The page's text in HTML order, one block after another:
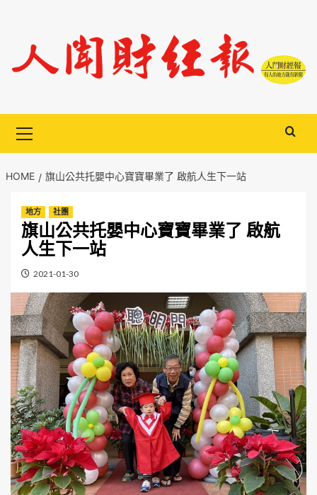
content
Menu
HOME 旗山公共托嬰中心寶寶畢業了 啟航人生下一站
地方 社團
旗山公共托嬰中心寶寶畢業了 啟航
人生下一站
2021-01-30